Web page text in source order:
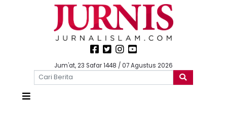
Jum'at, 23 Safar 1448 / 07 Agustus 2026